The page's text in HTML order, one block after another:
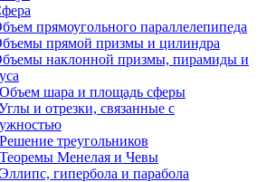
прямоугольного параллелепипеда
прямой призмы и цилиндра
наклонной призмы, пирамиды и
шара и площадь сферы
и отрезки, связанные с
треугольников
Менелая и Чевы
гипербола и парабола